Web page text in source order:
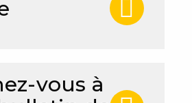
vous à